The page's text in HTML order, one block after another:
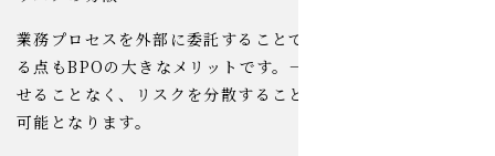
業務プロセスを外部に委託することで、リスクの分散が図れ
る点もBPOの大きなメリットです。一箇所にリスクを集中さ
せることなく、リスクを分散することで、業務の安定運営が
可能となります。